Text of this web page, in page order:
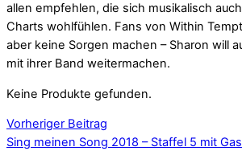
allen empfehlen, die sich musikalisch
Charts wohlfühlen. Fans von Within
aber keine Sorgen machen – Sharon will
mit ihrer Band weitermachen.
Keine Produkte gefunden.
Vorheriger Beitrag
Sing meinen Song 2018 – Staffel 5 mit